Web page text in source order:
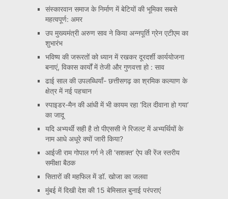
संस्कारवान समाज के निर्माण में बेटियों की भूमिका सबसे
महत्वपूर्ण: अमर
उप मुख्यमंत्री अरुण साव ने किया अन्नपूर्ति ग्रेन एटीएम का
शुभारंभ
भविष्य की जरूरतों को ध्यान में रखकर दूरदर्शी कार्ययोजना
बनाएं, विकास कार्यों में तेजी और गुणवत्ता हो : साव
ढाई साल की उपलब्धियाँ- छत्तीसगढ़ का श्रमिक कल्याण के
क्षेत्र में नई पहचान
स्पाइडर-मैन की आंधी में भी कायम रहा ‘दिल दीवाना हो गया’
का जादू
यदि अभ्यर्थी सही है तो पीएससी ने रिजल्ट में अभ्यर्थियों के
नाम आधे अधूरे क्यों जारी किया?
आईजी राम गोपाल गर्ग ने ली ‘सशक्त’ ऐप की रेंज स्तरीय
समीक्षा बैठक
सितारों की महफिल में डॉ. खोजा का जलवा
मुंबई में दिखी देश की 15 बेमिसाल बुनाई परंपराएं